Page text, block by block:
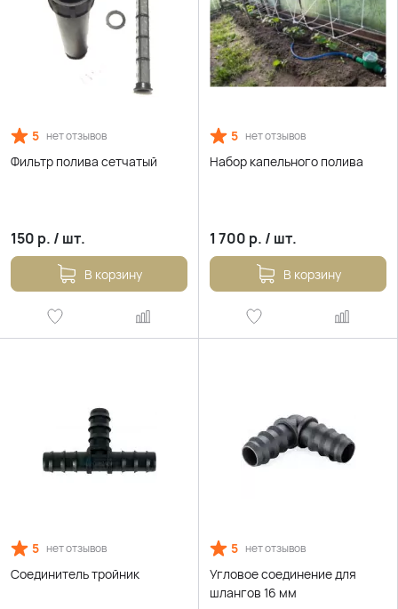
5 нет отзывов
Фильтр полива сетчатый
150 р. / шт.
В корзину
5 нет отзывов
Набор капельного полива
1 700 р. / шт.
В корзину
5 нет отзывов
Соединитель тройник
5 нет отзывов
Угловое соединение для
шлангов 16 мм